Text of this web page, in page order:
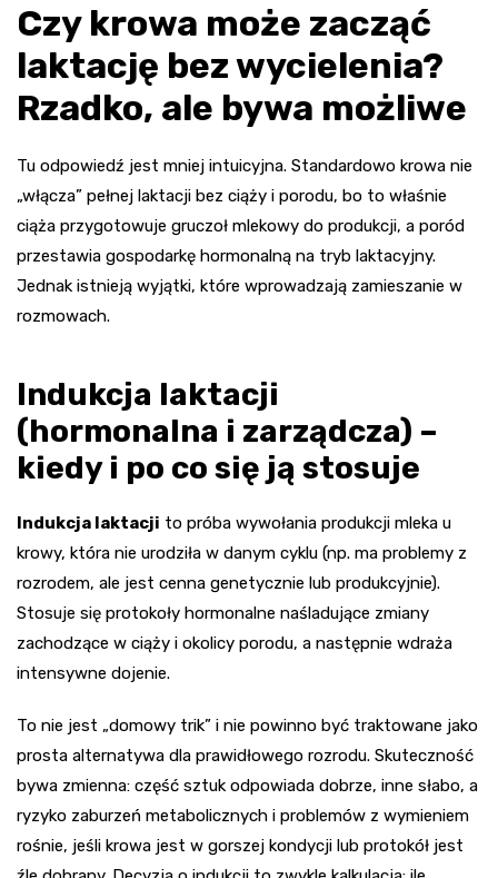
Czy krowa może zacząć
laktację bez wycielenia?
Rzadko, ale bywa możliwe
Tu odpowiedź jest mniej intuicyjna. Standardowo krowa nie
„włącza” pełnej laktacji bez ciąży i porodu, bo to właśnie
ciąża przygotowuje gruczoł mlekowy do produkcji, a poród
przestawia gospodarkę hormonalną na tryb laktacyjny.
Jednak istnieją wyjątki, które wprowadzają zamieszanie w
rozmowach.
Indukcja laktacji
(hormonalna i zarządcza) –
kiedy i po co się ją stosuje
Indukcja laktacji to próba wywołania produkcji mleka u
krowy, która nie urodziła w danym cyklu (np. ma problemy z
rozrodem, ale jest cenna genetycznie lub produkcyjnie).
Stosuje się protokoły hormonalne naśladujące zmiany
zachodzące w ciąży i okolicy porodu, a następnie wdraża
intensywne dojenie.
To nie jest „domowy trik” i nie powinno być traktowane jako
prosta alternatywa dla prawidłowego rozrodu. Skuteczność
bywa zmienna: część sztuk odpowiada dobrze, inne słabo, a
ryzyko zaburzeń metabolicznych i problemów z wymieniem
rośnie, jeśli krowa jest w gorszej kondycji lub protokół jest